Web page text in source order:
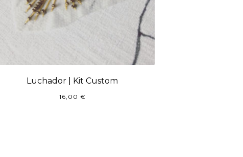
Luchador | Kit Custom
16,00 €